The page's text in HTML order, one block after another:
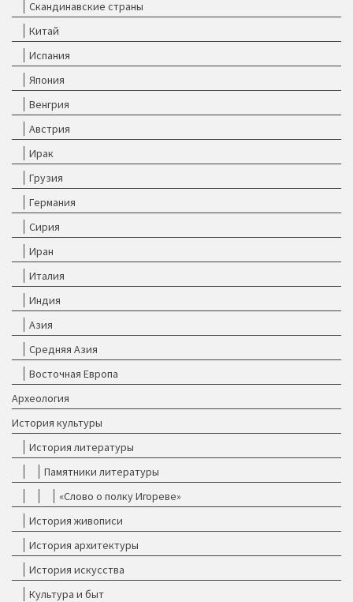
Скандинавские страны
Китай
Испания
Япония
Венгрия
Австрия
Ирак
Грузия
Германия
Сирия
Иран
Италия
Индия
Азия
Средняя Азия
Восточная Европа
Археология
История культуры
История литературы
Памятники литературы
«Слово о полку Игореве»
История живописи
История архитектуры
История искусства
Культура и быт